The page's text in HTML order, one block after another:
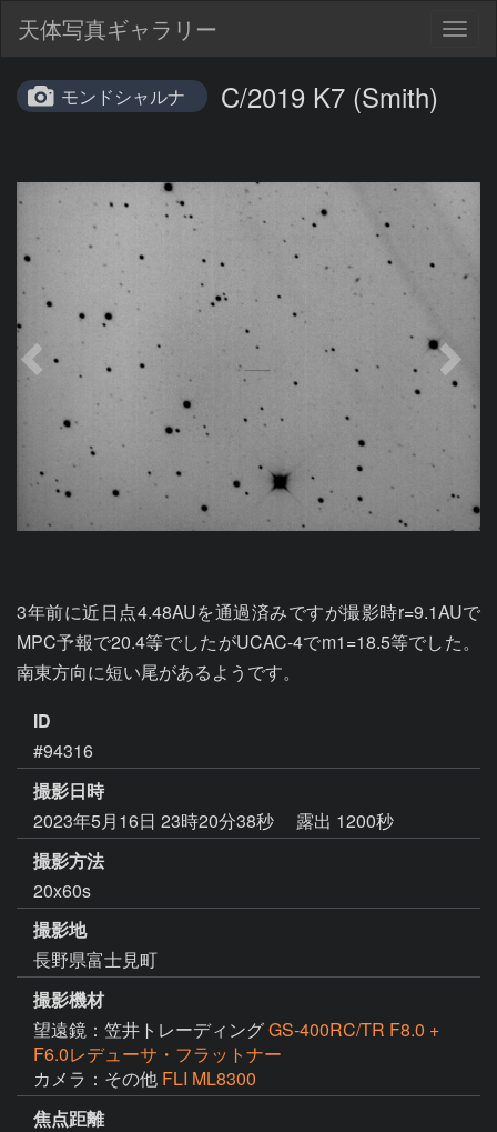
天体写真ギャラリー
モンドシャルナ C/2019 K7 (Smith)
3年前に近日点4.48AUを通過済みですが撮影時r=9.1AUで
MPC予報で20.4等でしたがUCAC-4でm1=18.5等でした。
ID
#94316
撮影日時
2023年5月16日 23時20分38秒
露出 1200秒
撮影方法
20x60s
撮影地
長野県富士見町
撮影機材
望遠鏡：笠井トレーディングGS-400RC/TR F8.0 +
F6.0レデューサ・フラットナー
カメラ：その他 FLI ML8300
焦点距離